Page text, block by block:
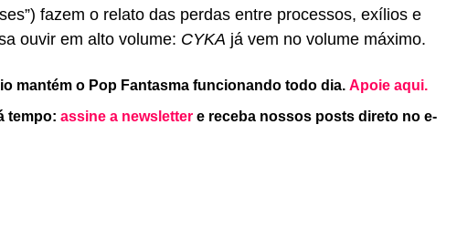
fazem o relato das perdas entre processos, exílios e
ouvir em alto volume: CYKA já vem no volume máximo.
mantém o Pop Fantasma funcionando todo dia. Apoie aqui.
tempo: assine a newsletter e receba nossos posts direto no e-